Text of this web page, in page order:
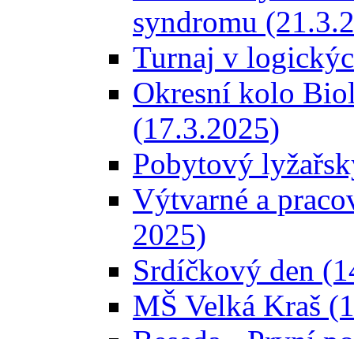
syndromu
Turnaj v
Okresní kolo
(17.3.2025)
Pobytový
Výtvarné a
2025)
Srdíčkový den
MŠ Velká Kraš